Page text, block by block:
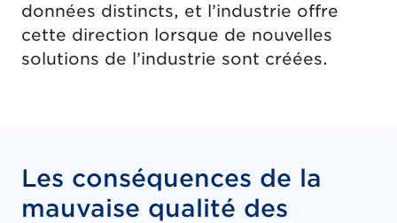
données distincts, et l’industrie offre
cette direction lorsque de nouvelles
solutions de l’industrie sont créées.
Les conséquences de la
mauvaise qualité des